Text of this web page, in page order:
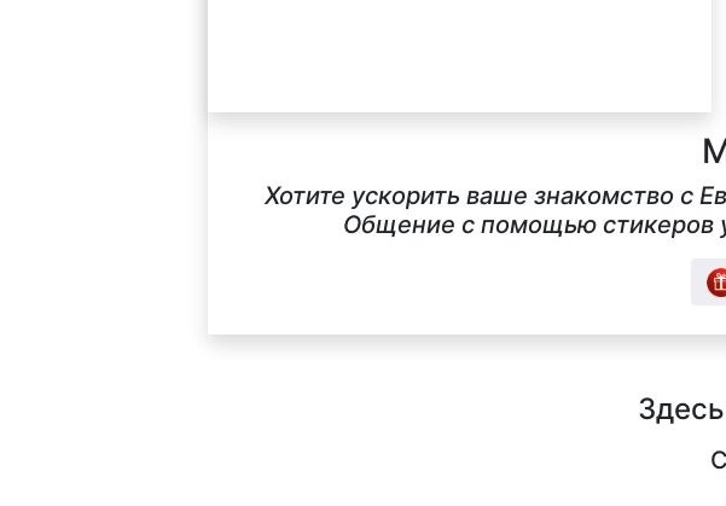
Хотите ускорить ваше знакомство с
Общение с помощью стикеров